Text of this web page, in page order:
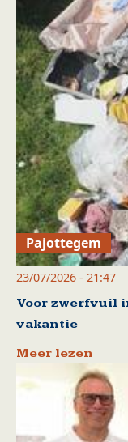
Pajottegem
23/07/2026 - 21:47
Voor zwerfvuil
vakantie
Meer lezen